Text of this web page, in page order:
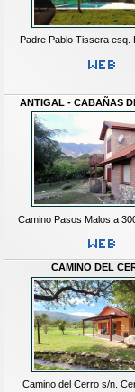
Padre Pablo Tissera esq.
ANTIGAL - CABAÑAS
Camino Pasos Malos a
CAMINO DEL
Camino del Cerro s/n.